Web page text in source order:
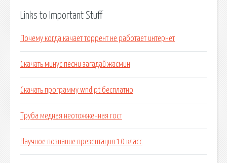
Links to Important Stuff
Почему когда качает торрент не работает интернет
Скачать минус песни загадай жасмин
Скачать программу wndlpt бесплатно
Труба медная неотожженная гост
Научное познание презентация 10 класс